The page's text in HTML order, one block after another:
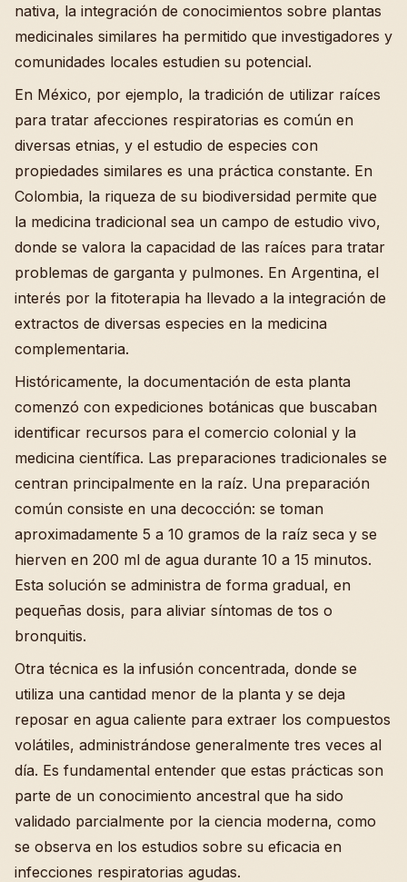
nativa, la integración de conocimientos sobre plantas
medicinales similares ha permitido que investigadores y
comunidades locales estudien su potencial.
En México, por ejemplo, la tradición de utilizar raíces
para tratar afecciones respiratorias es común en
diversas etnias, y el estudio de especies con
propiedades similares es una práctica constante. En
Colombia, la riqueza de su biodiversidad permite que
la medicina tradicional sea un campo de estudio vivo,
donde se valora la capacidad de las raíces para tratar
problemas de garganta y pulmones. En Argentina, el
interés por la fitoterapia ha llevado a la integración de
extractos de diversas especies en la medicina
complementaria.
Históricamente, la documentación de esta planta
comenzó con expediciones botánicas que buscaban
identificar recursos para el comercio colonial y la
medicina científica. Las preparaciones tradicionales se
centran principalmente en la raíz. Una preparación
común consiste en una decocción: se toman
aproximadamente 5 a 10 gramos de la raíz seca y se
hierven en 200 ml de agua durante 10 a 15 minutos.
Esta solución se administra de forma gradual, en
pequeñas dosis, para aliviar síntomas de tos o
bronquitis.
Otra técnica es la infusión concentrada, donde se
utiliza una cantidad menor de la planta y se deja
reposar en agua caliente para extraer los compuestos
volátiles, administrándose generalmente tres veces al
día. Es fundamental entender que estas prácticas son
parte de un conocimiento ancestral que ha sido
validado parcialmente por la ciencia moderna, como
se observa en los estudios sobre su eficacia en
infecciones respiratorias agudas.